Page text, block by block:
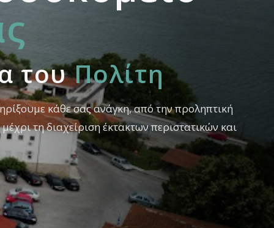
τουΠολίτη
κάθε σας ανάγκη, από την προληπτική
μέχρι τη διαχείριση έκτακτων περιστατικών και